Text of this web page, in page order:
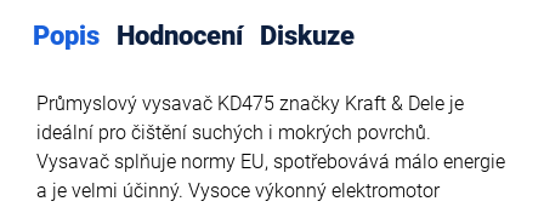
Popis Hodnocení Diskuze
Průmyslový vysavač KD475 značky Kraft & Dele je
ideální pro čištění suchých i mokrých povrchů.
Vysavač splňuje normy EU, spotřebovává málo energie
a je velmi účinný. Vysoce výkonný elektromotor